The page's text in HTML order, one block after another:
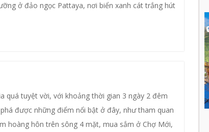
ở đảo ngọc Pattaya, nơi biển xanh cát trắng hút
quá tuyệt vời, với khoảng thời gian 3 ngày 2 đêm
được những điểm nổi bật ở đây, như tham quan
hoàng hôn trên sông 4 mặt, mua sắm ở Chợ Mới,